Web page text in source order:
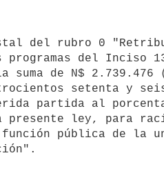
programas del Inciso
de N$ 2.739.476
setenta y seis
partida al
ley, para
pública de la